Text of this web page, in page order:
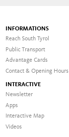
INFORMATIONS
Reach South Tyrol
Public Transport
Advantage Cards
Contact & Opening Hours
INTERACTIVE
Newsletter
Apps
Interactive Map
Videos